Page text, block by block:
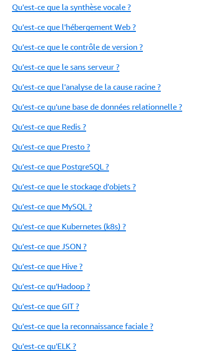
Qu'est-ce que la synthèse vocale ?
Qu'est-ce que l'hébergement Web ?
Qu'est-ce que le contrôle de version ?
Qu'est-ce que le sans serveur ?
Qu'est-ce que l'analyse de la cause racine ?
Qu'est-ce qu'une base de données relationnelle ?
Qu'est-ce que Redis ?
Qu'est-ce que Presto ?
Qu'est-ce que PostgreSQL ?
Qu'est-ce que le stockage d'objets ?
Qu'est-ce que MySQL ?
Qu'est-ce que Kubernetes (k8s) ?
Qu'est-ce que JSON ?
Qu'est-ce que Hive ?
Qu'est-ce qu'Hadoop ?
Qu'est-ce que GIT ?
Qu'est-ce que la reconnaissance faciale ?
Qu'est-ce qu'ELK ?